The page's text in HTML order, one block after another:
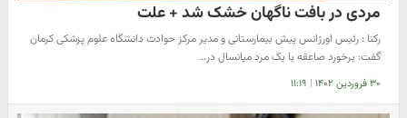
مردی در بافت ناگهان خشک شد + علت
رکنا : رئیس اورژانس پیش بیمارستانی و مدیر مرکز حوادث دانشگاه علوم پزشکی کرمان
گفت: برخورد صاعقه با یک مرد میانسال در…
۳۰ فروردین ۱۴۰۲ | ۱۱:۱۹